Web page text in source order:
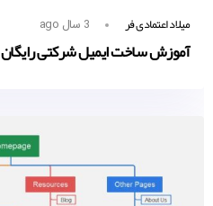
میلاد اعتمادی فر 3 سال ago
آموزش ساخت ایمیل شرکتی رایگان